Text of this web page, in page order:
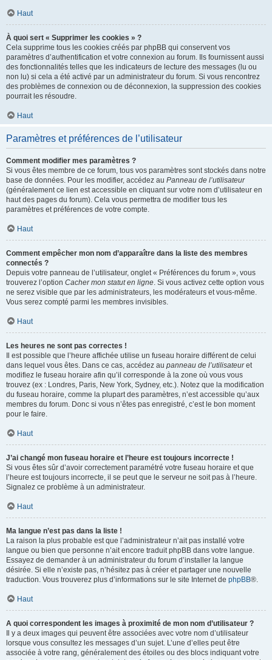
Haut
À quoi sert « Supprimer les cookies » ?
Cela supprime tous les cookies créés par phpBB qui conservent vos
paramètres d’authentification et votre connexion au forum. Ils fournissent aussi
des fonctionnalités telles que les indicateurs de lecture des messages (lu ou
non lu) si cela a été activé par un administrateur du forum. Si vous rencontrez
des problèmes de connexion ou de déconnexion, la suppression des cookies
pourrait les résoudre.
Haut
Paramètres et préférences de l’utilisateur
Comment modifier mes paramètres ?
Si vous êtes membre de ce forum, tous vos paramètres sont stockés dans notre
base de données. Pour les modifier, accédez au Panneau de l’utilisateur
(généralement ce lien est accessible en cliquant sur votre nom d’utilisateur en
haut des pages du forum). Cela vous permettra de modifier tous les
paramètres et préférences de votre compte.
Haut
Comment empêcher mon nom d’apparaître dans la liste des membres
connectés ?
Depuis votre panneau de l’utilisateur, onglet « Préférences du forum », vous
trouverez l’option Cacher mon statut en ligne. Si vous activez cette option vous
ne serez visible que par les administrateurs, les modérateurs et vous-même.
Vous serez compté parmi les membres invisibles.
Haut
Les heures ne sont pas correctes !
Il est possible que l’heure affichée utilise un fuseau horaire différent de celui
dans lequel vous êtes. Dans ce cas, accédez au panneau de l’utilisateuret
modifiez le fuseau horaire afin qu’il corresponde à la zone où vous vous
trouvez (ex : Londres, Paris, New York, Sydney, etc.). Notez que la modification
du fuseau horaire, comme la plupart des paramètres, n’est accessible qu’aux
membres du forum. Donc si vous n’êtes pas enregistré, c’est le bon moment
pour le faire.
Haut
J’ai changé mon fuseau horaire et l’heure est toujours incorrecte !
Si vous êtes sûr d’avoir correctement paramétré votre fuseau horaire et que
l’heure est toujours incorrecte, il se peut que le serveur ne soit pas à l’heure.
Signalez ce problème à un administrateur.
Haut
Ma langue n’est pas dans la liste !
La raison la plus probable est que l’administrateur n’ait pas installé votre
langue ou bien que personne n’ait encore traduit phpBB dans votre langue.
Essayez de demander à un administrateur du forum d’installer la langue
désirée. Si elle n’existe pas, n’hésitez pas à créer et partager une nouvelle
traduction. Vous trouverez plus d’informations sur le site Internet de phpBB®.
Haut
A quoi correspondent les images à proximité de mon nom d’utilisateur ?
Il y a deux images qui peuvent être associées avec votre nom d’utilisateur
lorsque vous consultez les messages d’un sujet. L’une d’elles peut être
associée à votre rang, généralement des étoiles ou des blocs indiquant votre